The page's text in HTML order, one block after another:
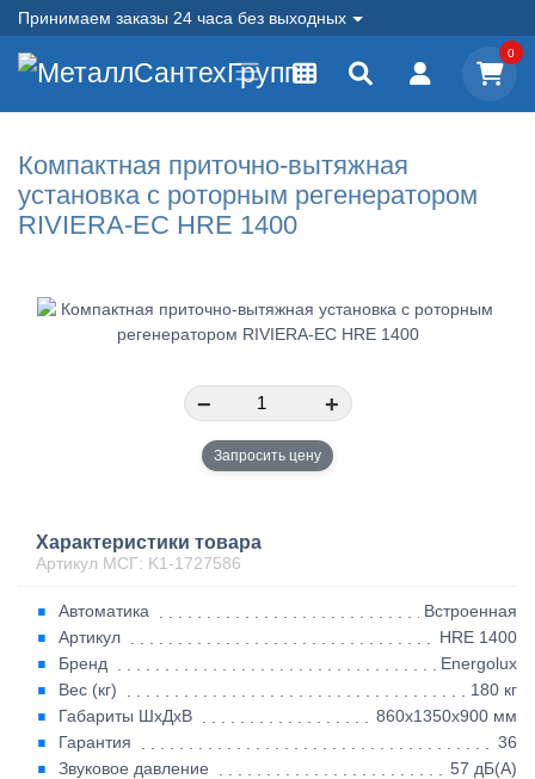
Принимаем заказы 24 часа без выходных
0
Компактная приточно-вытяжная
установка с роторным регенератором
RIVIERA-EC HRE 1400
− +
Запросить цену
Характеристики товара
Артикул МСГ: K1-1727586
Автоматика
Встроенная
Артикул
HRE 1400
Бренд
Energolux
Вес (кг)
180 кг
Габариты ШхДхВ
860х1350х900 мм
Гарантия
36
Звуковое давление
57 дБ(А)